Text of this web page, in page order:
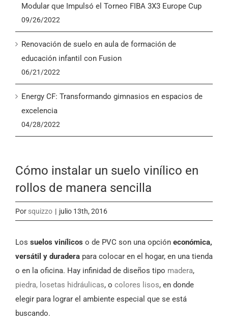
Cómo instalar un suelo vinílico en
rollos de manera sencilla
Por squizzo | julio 13th, 2016
Los suelos vinílicos o de PVC son una opción económica,
versátil y duradera para colocar en el hogar, en una tienda
o en la oficina. Hay infinidad de diseños tipo madera,
piedra, losetas hidráulicas, o colores lisos, en donde
elegir para lograr el ambiente especial que se está
buscando.
Modular que Impulsó el Torneo FIBA 3X3 Europe Cup
09/26/2022
Renovación de suelo en aula de formación de
educación infantil con Fusion
06/21/2022
Energy CF: Transformando gimnasios en espacios de
excelencia
04/28/2022